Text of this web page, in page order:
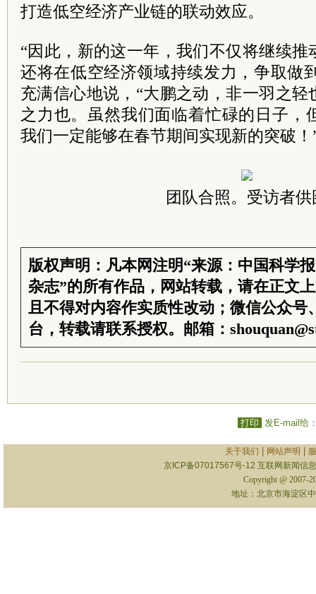
打造低空经济产业链的联动效应。
“因此，新的这一年，我们不仅将继续
还将在低空经济领域持续发力，争取做
充满信心地说，“大鹏之动，非一羽之
之力也。虽然我们面临着忙碌的日子，
我们一定能够在春节期间实现新的突破！
团队合照。受访者供
版权声明：凡本网注明“来源：中国科学
杂志”的所有作品，网站转载，请在正文
且不得对内容作实质性改动；微信公众号
台，转载请联系授权。邮箱：
打印 发E-mail给
关于我们 网站声明
京ICP备07017567号-12 互联网新闻信
Copyright @ 2007-
地址：北京市海淀区